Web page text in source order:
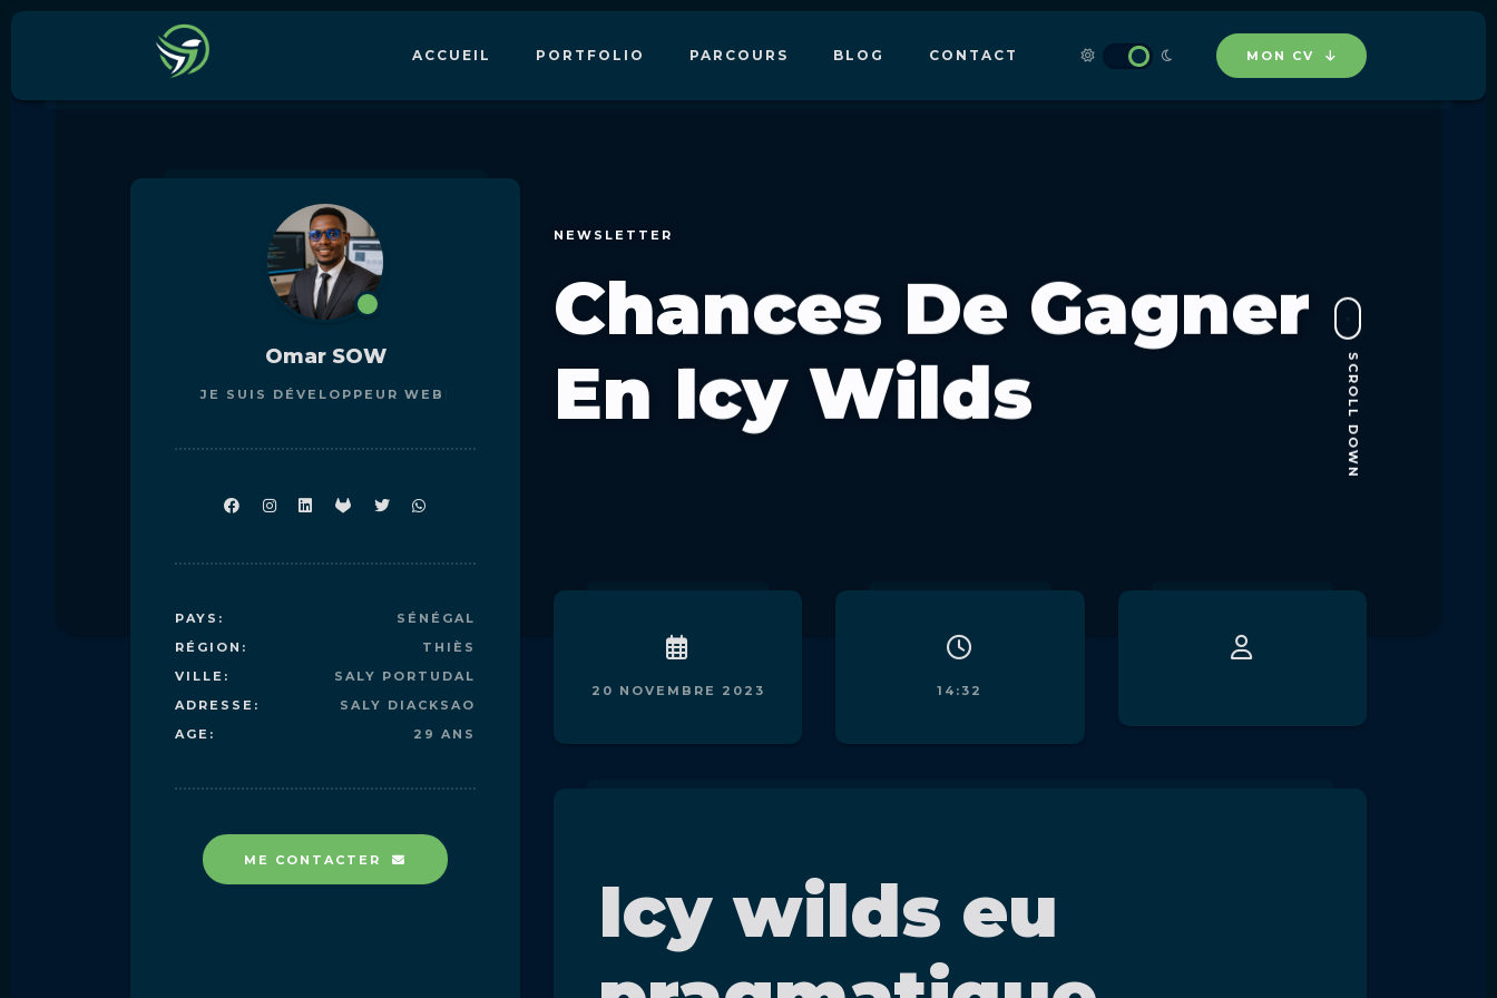
ACCUEIL PORTFOLIO PARCOURS BLOG CONTACT MON CV
NEWSLETTER
Chances De Gagner
En Icy Wilds SCROLL DOWN
Omar SOW
JE SUIS DÉVELOPPEUR WEB
PAYS:
SÉNÉGAL
RÉGION:
THIÈS
VILLE:
SALY PORTUDAL
ADRESSE:
SALY DIACKSAO
AGE:
29 ANS
ME CONTACTER
20 NOVEMBRE 2023 14:32
Icy wilds eu